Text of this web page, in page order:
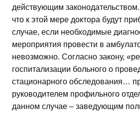
действующим
что к этой мере доктора будут
случае, если необходимые
мероприятия провести в
невозможно. Согласно закону,
госпитализации больного о
стационарного обследования…
руководителем профильного
данном случае – заведующим